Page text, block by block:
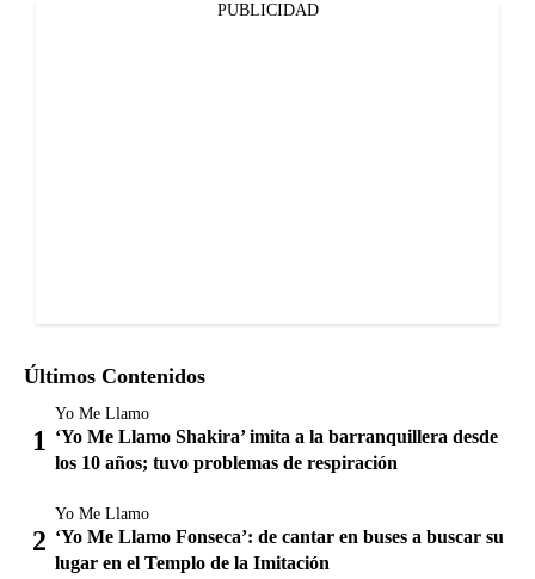
PUBLICIDAD
Últimos Contenidos
Yo Me Llamo
‘Yo Me Llamo Shakira’ imita a la barranquillera desde
los 10 años; tuvo problemas de respiración
Yo Me Llamo
‘Yo Me Llamo Fonseca’: de cantar en buses a buscar su
lugar en el Templo de la Imitación